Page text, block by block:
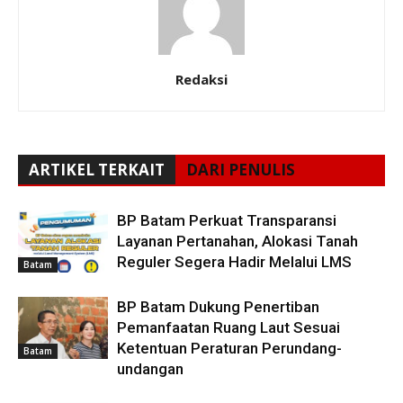
Redaksi
ARTIKEL TERKAIT DARI PENULIS
Batam
BP Batam Perkuat Transparansi
Layanan Pertanahan, Alokasi Tanah
Reguler Segera Hadir Melalui LMS
Batam
BP Batam Dukung Penertiban
Pemanfaatan Ruang Laut Sesuai
Ketentuan Peraturan Perundang-
undangan